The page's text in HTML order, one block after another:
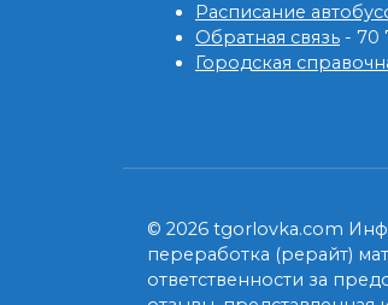
Расписание
Обратная связь - 70
Городская
© 2026 tgorlovka.com
переработка (рерайт)
ответственности за